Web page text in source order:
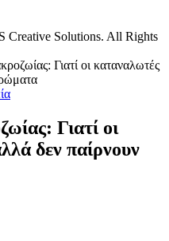
Solutions. All Rights
Γιατί οι καταναλωτές
Γιατί οι
δεν παίρνουν